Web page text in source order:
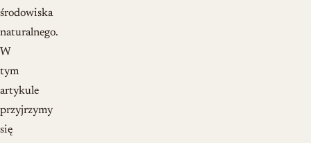
środowiska
naturalnego.
W
tym
artykule
przyjrzymy
się